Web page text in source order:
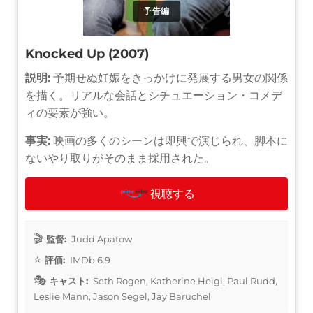
予告編
Knocked Up (2007)
説明: 予期せぬ妊娠をきっかけに発展する男女の関係
を描く。リアルな会話とシチュエーション・コメデ
ィの要素が強い。
事実: 映画の多くのシーンは即興で演じられ、脚本に
ないやり取りがそのまま採用された。
視聴する
監督: Judd Apatow
評価: IMDb 6.9
キャスト: Seth Rogen, Katherine Heigl, Paul Rudd,
Leslie Mann, Jason Segel, Jay Baruchel